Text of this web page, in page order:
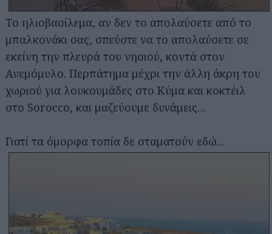
Το ηλιοβασίλεμα, αν δεν το απολαύσετε από το
μπαλκονάκι σας, σπεύστε να το απολαύσετε σε
εκείνη την πλευρά του νησιού, κοντά στον
Ανεμόμυλο. Περπάτημα μέχρι την άλλη άκρη του
χωριού για λουκουμάδες στο Κύμα και κοκτέιλ
στο Sorocco, και μαζεύουμε δυνάμεις…
Γιατί τα όμορφα τοπία δε σταματούν εδώ...